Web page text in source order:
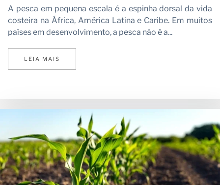
A pesca em pequena escala é a espinha dorsal da vida
costeira na África, América Latina e Caribe. Em muitos
países em desenvolvimento, a pesca não é a...
LEIA MAIS